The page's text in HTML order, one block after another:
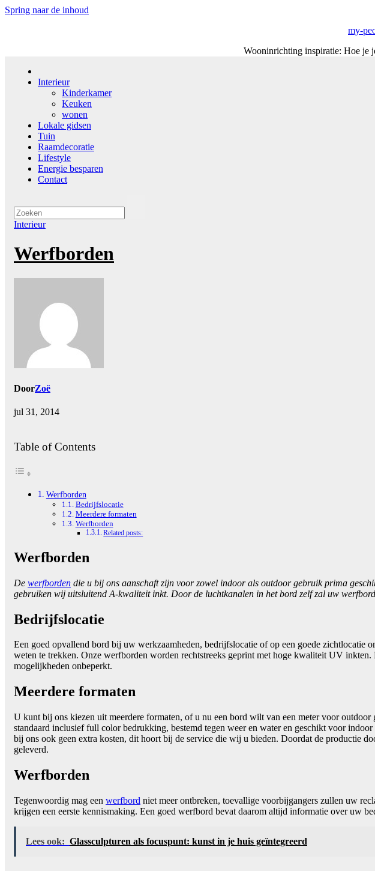
Spring naar de inhoud
my-
Wooninrichting inspiratie: Hoe je
Interieur
Kinderkamer
Keuken
wonen
Lokale gidsen
Tuin
Raamdecoratie
Lifestyle
Energie besparen
Contact
Interieur
Werfborden
DoorZoë
jul 31, 2014
Table of Contents
Werfborden
Bedrijfslocatie
Meerdere formaten
Werfborden
Related posts:
Werfborden
De werfborden die u bij ons aanschaft zijn voor zowel indoor als outdoor gebruik prima
gebruiken wij uitsluitend A-kwaliteit inkt. Door de luchtkanalen in het bord zelf zal uw
Bedrijfslocatie
Een goed opvallend bord bij uw werkzaamheden, bedrijfslocatie of op een goede zichtlocatie
weten te trekken. Onze werfborden worden rechtstreeks geprint met hoge kwaliteit UV
mogelijkheden onbeperkt.
Meerdere formaten
U kunt bij ons kiezen uit meerdere formaten, of u nu een bord wilt van een meter voor
standaard inclusief full color bedrukking, bestemd tegen weer en water en geschikt voor
bij ons ook geen extra kosten, dit hoort bij de service die wij u bieden. Doordat de productie
geleverd.
Werfborden
Tegenwoordig mag een werfbord niet meer ontbreken, toevallige voorbijgangers zullen uw
krijgen een eerste kennismaking. Een goed werfbord bevat daarom altijd informatie over uw
Lees ook: Glassculpturen als focuspunt: kunst in je huis geïntegreerd